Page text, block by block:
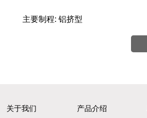
主要制程: 铝挤型
关于我们 产品介绍